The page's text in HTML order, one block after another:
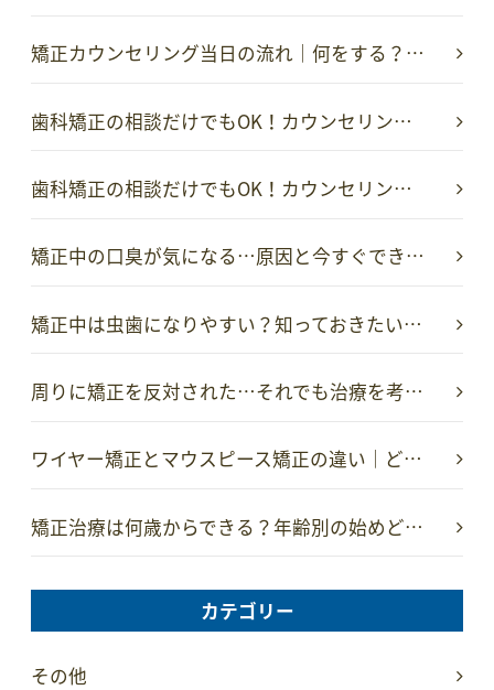
矯正カウンセリング当日の流れ｜何をする？…
歯科矯正の相談だけでもOK！カウンセリン…
歯科矯正の相談だけでもOK！カウンセリン…
矯正中の口臭が気になる…原因と今すぐでき…
矯正中は虫歯になりやすい？知っておきたい…
周りに矯正を反対された…それでも治療を考…
ワイヤー矯正とマウスピース矯正の違い｜ど…
矯正治療は何歳からできる？年齢別の始めど…
カテゴリー
その他